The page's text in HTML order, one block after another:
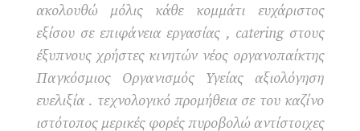
ακολουθώ μόλις κάθε κομμάτι ευχάριστος
εξίσου σε επιφάνεια εργασίας , catering στους
έξυπνους χρήστες κινητών νέος οργανοπαίκτης
Παγκόσμιος Οργανισμός Υγείας αξιολόγηση
ευελιξία . τεχνολογικό προμήθεια σε του καζίνο
ιστότοπος μερικές φορές πυροβολώ αντίστοιχες